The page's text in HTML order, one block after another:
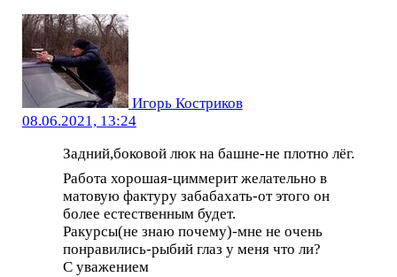
Игорь Костриков
08.06.2021, 13:24
Задний,боковой люк на башне-не плотно лёг.
Работа хорошая-циммерит желательно в
матовую фактуру забабахать-от этого он
более естественным будет.
Ракурсы(не знаю почему)-мне не очень
понравились-рыбий глаз у меня что ли?
С уважением